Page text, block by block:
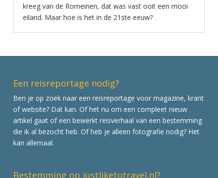
kreeg van de Romeinen, dat was vast ooit een mooi
eiland. Maar hoe is het in de 21ste eeuw?
Een reisreportage nodig?
Ben je op zoek naar een reisreportage voor magazine, krant
of website? Dat kan. Of het nu om een compleet nieuw
artikel gaat of een bewerkt reisverhaal van een bestemming
die ik al bezocht heb. Of heb je alleen fotografie nodig? Het
kan allemaal.
Bestemming op justliketotravel.nl?